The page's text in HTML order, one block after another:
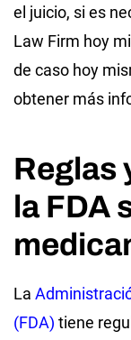
el juicio, si es
Law Firm hoy
de caso hoy
obtener más
Reglas
la FDA
La
(FDA) tiene